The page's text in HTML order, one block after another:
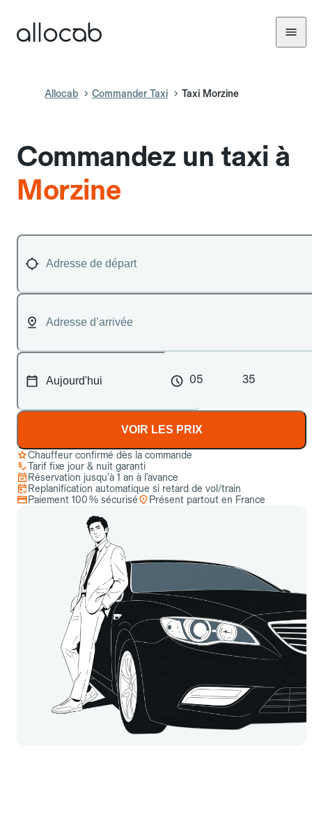
Allocab Commander Taxi Taxi Morzine
Commandez un taxi à
Morzine
05 35
VOIR LES PRIX
Chauffeur confirmé dès la commande
Tarif fixe jour & nuit garanti
Réservation jusqu’à 1 an à l’avance
Replanification automatique si retard de vol/train
Paiement 100 % sécurisé
Présent partout en France